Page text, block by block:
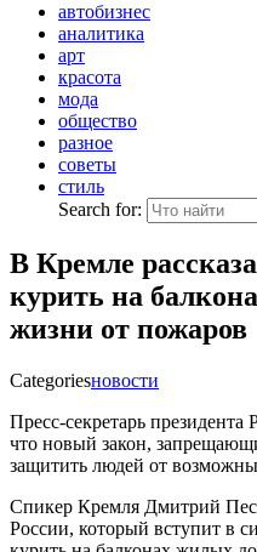
автобизнес
аналитика
арт
красота
мода
общество
разное
советы
стиль
Search for:
В Кремле
курить на
жизни от пожаров
Categoriesновости
Пресс-секретарь
что новый закон,
защитить людей от
Спикер Кремля Дмитрий
России, который вступит в